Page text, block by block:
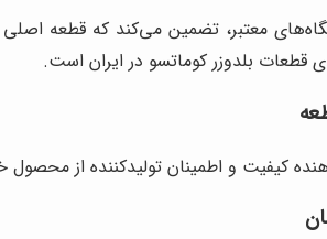
معتبر، تضمین می‌کند که قطعه اصلی
قطعات بلدوزر کوماتسو در ایران است.
کیفیت و اطمینان تولیدکننده از